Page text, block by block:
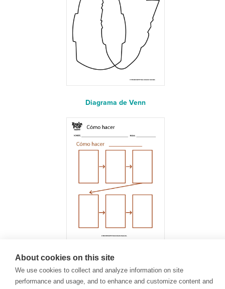
Diagrama de Venn
¿Cómo hacer?
About cookies on this site
We use cookies to collect and analyze information on site
performance and usage, and to enhance and customize content and